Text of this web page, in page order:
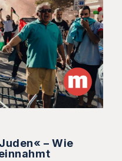
– Wie